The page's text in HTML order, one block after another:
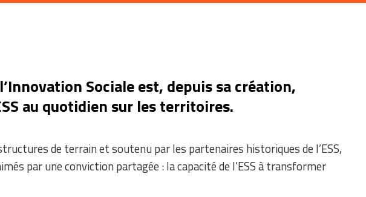
Sociale est, depuis sa création,
au quotidien sur les territoires.
de terrain et soutenu par les partenaires historiques de l’ESS,
par une conviction partagée : la capacité de l’ESS à transformer